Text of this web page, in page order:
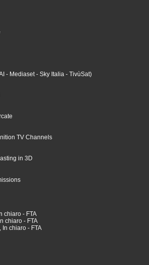
- Mediaset - Sky Italia - TivùSat)
TV Channels
in 3D
chiaro - FTA
chiaro - FTA
chiaro - FTA